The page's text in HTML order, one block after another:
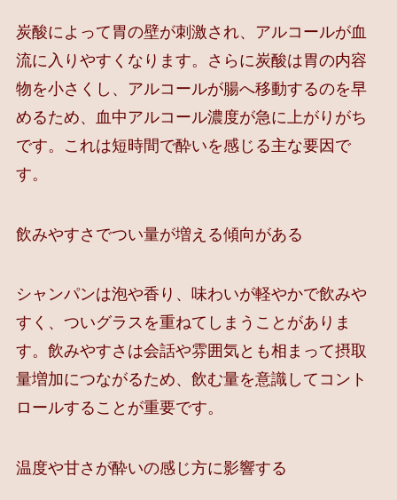
炭酸によって胃の壁が刺激され、アルコールが血
流に入りやすくなります。さらに炭酸は胃の内容
物を小さくし、アルコールが腸へ移動するのを早
めるため、血中アルコール濃度が急に上がりがち
です。これは短時間で酔いを感じる主な要因で
す。
飲みやすさでつい量が増える傾向がある
シャンパンは泡や香り、味わいが軽やかで飲みや
すく、ついグラスを重ねてしまうことがありま
す。飲みやすさは会話や雰囲気とも相まって摂取
量増加につながるため、飲む量を意識してコント
ロールすることが重要です。
温度や甘さが酔いの感じ方に影響する